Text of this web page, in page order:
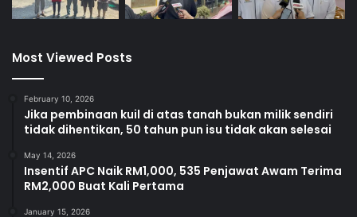
Most Viewed Posts
February 10, 2026
Jika pembinaan kuil di atas tanah bukan milik sendiri
tidak dihentikan, 50 tahun pun isu tidak akan selesai
May 14, 2026
Insentif APC Naik RM1,000, 535 Penjawat Awam Terima
RM2,000 Buat Kali Pertama
January 15, 2026